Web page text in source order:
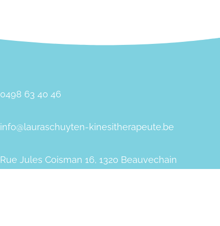
0498 63 40 46
info@lauraschuyten-kinesitherapeute.be
Rue Jules Coisman 16, 1320 Beauvechain